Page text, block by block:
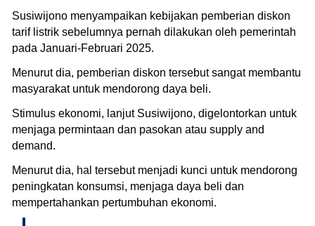
Susiwijono menyampaikan kebijakan pemberian diskon
tarif listrik sebelumnya pernah dilakukan oleh pemerintah
pada Januari-Februari 2025.
Menurut dia, pemberian diskon tersebut sangat membantu
masyarakat untuk mendorong daya beli.
Stimulus ekonomi, lanjut Susiwijono, digelontorkan untuk
menjaga permintaan dan pasokan atau supply and
demand.
Menurut dia, hal tersebut menjadi kunci untuk mendorong
peningkatan konsumsi, menjaga daya beli dan
mempertahankan pertumbuhan ekonomi.